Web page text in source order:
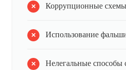
Коррупционные
Использование
Нелегальные способы